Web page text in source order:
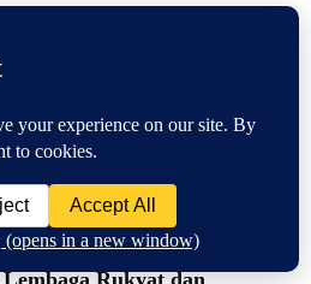
Rukyat dan